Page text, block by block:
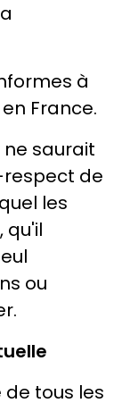
à
France.
saurait
de
les
qu'il
ou
tous les